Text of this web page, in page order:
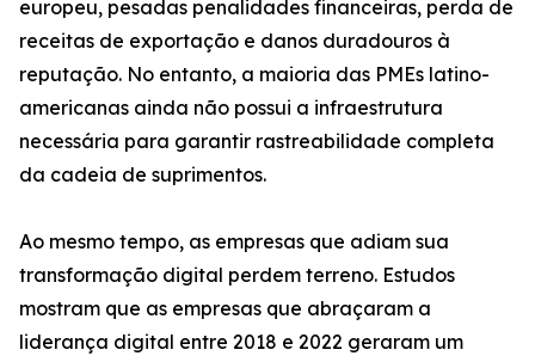
europeu, pesadas penalidades financeiras, perda de
receitas de exportação e danos duradouros à
reputação. No entanto, a maioria das PMEs latino-
americanas ainda não possui a infraestrutura
necessária para garantir rastreabilidade completa
da cadeia de suprimentos.
Ao mesmo tempo, as empresas que adiam sua
transformação digital perdem terreno. Estudos
mostram que as empresas que abraçaram a
liderança digital entre 2018 e 2022 geraram um